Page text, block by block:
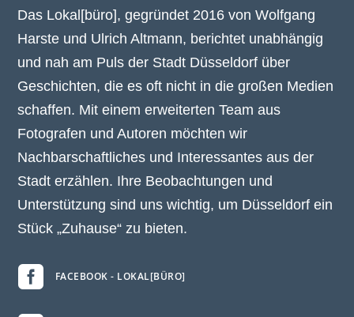
Das Lokal[büro], gegründet 2016 von Wolfgang
Harste und Ulrich Altmann, berichtet unabhängig
und nah am Puls der Stadt Düsseldorf über
Geschichten, die es oft nicht in die großen Medien
schaffen. Mit einem erweiterten Team aus
Fotografen und Autoren möchten wir
Nachbarschaftliches und Interessantes aus der
Stadt erzählen. Ihre Beobachtungen und
Unterstützung sind uns wichtig, um Düsseldorf ein
Stück „Zuhause“ zu bieten.
 FACEBOOK - LOKAL[BÜRO]